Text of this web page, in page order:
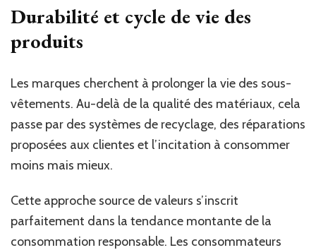
Durabilité et cycle de vie des
produits
Les marques cherchent à prolonger la vie des sous-
vêtements. Au-delà de la qualité des matériaux, cela
passe par des systèmes de recyclage, des réparations
proposées aux clientes et l’incitation à consommer
moins mais mieux.
Cette approche source de valeurs s’inscrit
parfaitement dans la tendance montante de la
consommation responsable. Les consommateurs